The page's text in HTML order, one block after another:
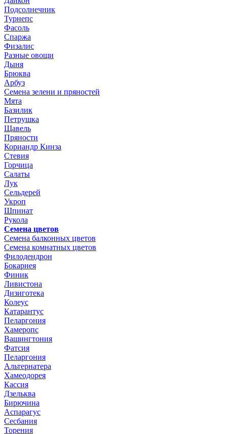
Подсолнечник
Турнепс
Фасоль
Спаржа
Физалис
Разные овощи
Дыня
Брюква
Арбуз
Семена зелени и пряностей
Мята
Базилик
Петрушка
Щавель
Пряности
Кориандр Кинза
Стевия
Горчица
Салаты
Лук
Сельдерей
Укроп
Шпинат
Рукола
Семена цветов
Семена балконных цветов
Семена комнатных цветов
Филодендрон
Бокарнея
Финик
Ливистона
Дизиготека
Колеус
Катарантус
Пеларгония
Хамеропс
Вашингтония
Фатсия
Пеларгония
Альтернатера
Хамеодорея
Кассия
Дзельква
Бирючина
Аспарагус
Сесбания
Торения